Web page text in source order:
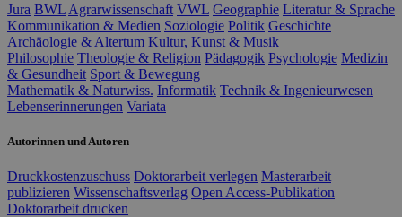
Jura BWL Agrarwissenschaft VWL Geographie Literatur & Sprache
Kommunikation & Medien Soziologie Politik Geschichte
Archäologie & Altertum Kultur, Kunst & Musik
Philosophie Theologie & Religion Pädagogik Psychologie Medizin
& Gesundheit Sport & Bewegung
Mathematik & Naturwiss. Informatik Technik & Ingenieurwesen
Lebenserinnerungen Variata
Autorinnen und Autoren
Druckkostenzuschuss Doktorarbeit verlegen Masterarbeit
publizieren Wissenschaftsverlag Open Access-Publikation
Doktorarbeit drucken